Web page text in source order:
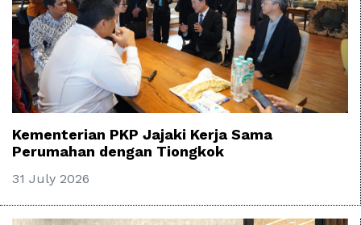
Kementerian PKP Jajaki Kerja Sama
Perumahan dengan Tiongkok
31 July 2026